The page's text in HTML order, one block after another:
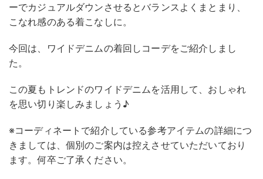
ーでカジュアルダウンさせるとバランスよくまとまり、
こなれ感のある着こなしに。
今回は、ワイドデニムの着回しコーデをご紹介しまし
た。
この夏もトレンドのワイドデニムを活用して、おしゃれ
を思い切り楽しみましょう♪
※コーディネートで紹介している参考アイテムの詳細につ
きましては、個別のご案内は控えさせていただいており
ます。何卒ご了承ください。